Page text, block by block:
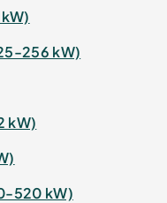
256 kW)
kW)
520 kW)